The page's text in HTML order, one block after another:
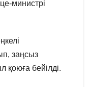
министрі
заңсыз
қоюға бейілді.